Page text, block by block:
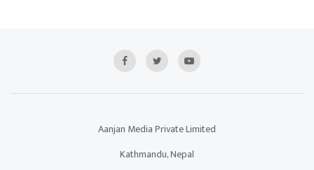
Aanjan Media Private Limited
Kathmandu, Nepal